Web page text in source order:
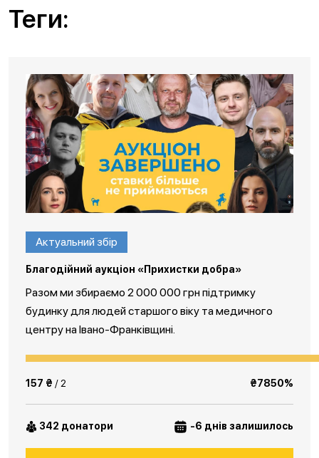
Теги:
Актуальний збір
Благодійний аукціон «Прихистки добра»
Разом ми збираємо 2 000 000 грн підтримку
будинку для людей старшого віку та медичного
центру на Івано-Франківщині.
157 ₴ / 2 ₴7850%
342 донатори -6 днів залишилось